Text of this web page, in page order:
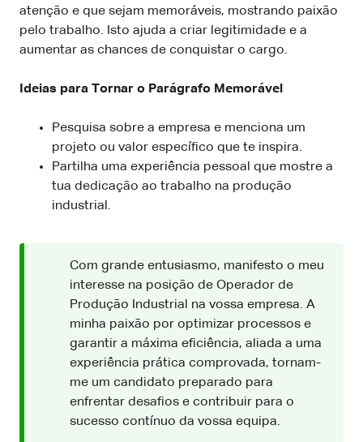
atenção e que sejam memoráveis, mostrando paixão
pelo trabalho. Isto ajuda a criar legitimidade e a
aumentar as chances de conquistar o cargo.
Ideias para Tornar o Parágrafo Memorável
Pesquisa sobre a empresa e menciona um
projeto ou valor específico que te inspira.
Partilha uma experiência pessoal que mostre a
tua dedicação ao trabalho na produção
industrial.
Com grande entusiasmo, manifesto o meu
interesse na posição de Operador de
Produção Industrial na vossa empresa. A
minha paixão por optimizar processos e
garantir a máxima eficiência, aliada a uma
experiência prática comprovada, tornam-
me um candidato preparado para
enfrentar desafios e contribuir para o
sucesso contínuo da vossa equipa.